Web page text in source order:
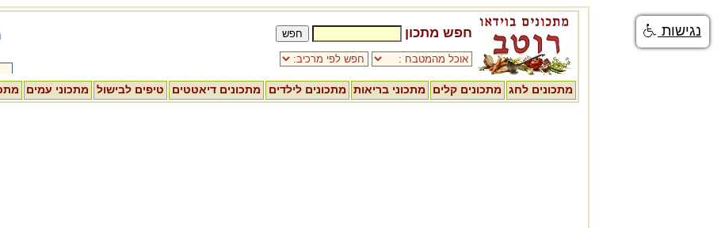
חפש מתכון
מתכונים לחג מתכונים קלים מתכוני בריאות מתכונים לילדים מתכונים דיאטטים טיפים לבישול מתכוני עמים
נגישות